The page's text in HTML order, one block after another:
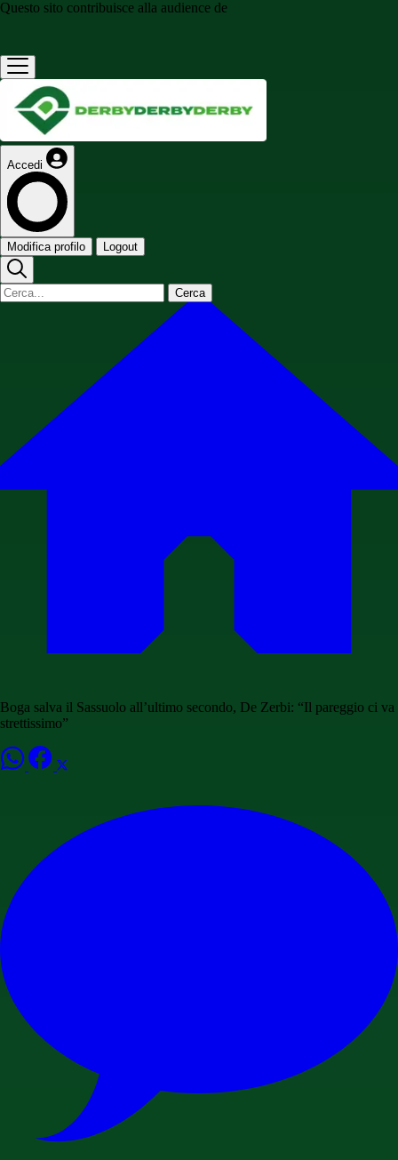
Questo sito contribuisce alla audience de
Accedi
Modifica profilo Logout
Cerca
Boga salva il Sassuolo all’ultimo secondo, De Zerbi: “Il pareggio ci va
strettissimo”